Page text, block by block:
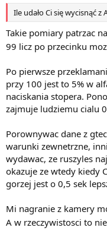
Ile udało Ci się wycisnąć
Takie pomiary patrzac
99 licz po przecinku
Po pierwsze
przy 100 jest to 5% w
naciskania stopera.
zajmuje ludziemu cialu
Porownywac dane z
warunki zewnetrzne,
wydawac, ze ruszyles
okazuje ze wtedy kiedy
gorzej jest o 0,5 sek
Mi nagranie z kamery
A w rzeczywistosci to